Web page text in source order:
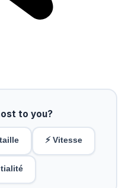
to you?
⚡ Vitesse